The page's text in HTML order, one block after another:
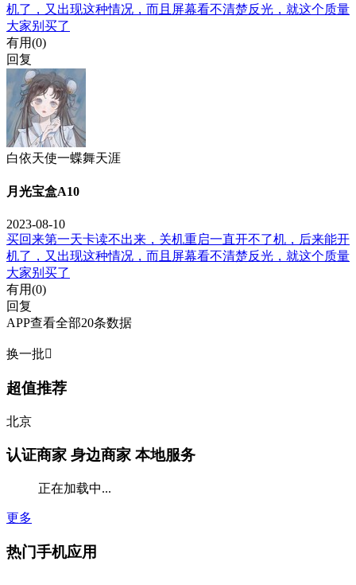
机了，又出现这种情况，而且屏幕看不清楚反光，就这个质量
大家别买了
有用(0)
回复
白依天使一蝶舞天涯
月光宝盒A10
2023-08-10
买回来第一天卡读不出来，关机重启一直开不了机，后来能开
机了，又出现这种情况，而且屏幕看不清楚反光，就这个质量
大家别买了
有用(0)
回复
APP查看全部20条数据
换一批
超值推荐
北京
认证商家 身边商家 本地服务
正在加载中...
更多
热门手机应用